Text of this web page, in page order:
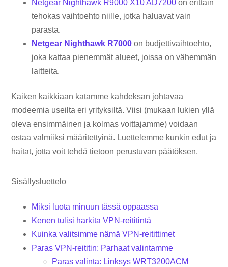
Netgear Nighthawk R9000 X10 AD7200 on erittäin
tehokas vaihtoehto niille, jotka haluavat vain
parasta.
Netgear Nighthawk R7000 on budjettivaihtoehto,
joka kattaa pienemmät alueet, joissa on vähemmän
laitteita.
Kaiken kaikkiaan katamme kahdeksan johtavaa
modeemia useilta eri yrityksiltä. Viisi (mukaan lukien yllä
oleva ensimmäinen ja kolmas voittajamme) voidaan
ostaa valmiiksi määritettyinä. Luettelemme kunkin edut ja
haitat, jotta voit tehdä tietoon perustuvan päätöksen.
Sisällysluettelo
Miksi luota minuun tässä oppaassa
Kenen tulisi harkita VPN-reititintä
Kuinka valitsimme nämä VPN-reitittimet
Paras VPN-reititin: Parhaat valintamme
Paras valinta: Linksys WRT3200ACM